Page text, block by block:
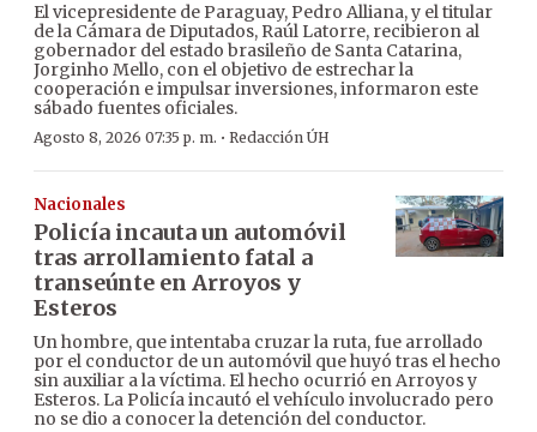
El vicepresidente de Paraguay, Pedro Alliana, y el titular
de la Cámara de Diputados, Raúl Latorre, recibieron al
gobernador del estado brasileño de Santa Catarina,
Jorginho Mello, con el objetivo de estrechar la
cooperación e impulsar inversiones, informaron este
sábado fuentes oficiales.
Agosto 8, 2026 07:35 p. m. · Redacción ÚH
Nacionales
Policía incauta un automóvil
tras arrollamiento fatal a
transeúnte en Arroyos y
Esteros
Un hombre, que intentaba cruzar la ruta, fue arrollado
por el conductor de un automóvil que huyó tras el hecho
sin auxiliar a la víctima. El hecho ocurrió en Arroyos y
Esteros. La Policía incautó el vehículo involucrado pero
no se dio a conocer la detención del conductor.